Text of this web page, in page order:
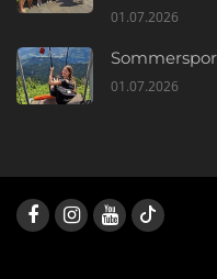
01.07.2026
01.07.2026